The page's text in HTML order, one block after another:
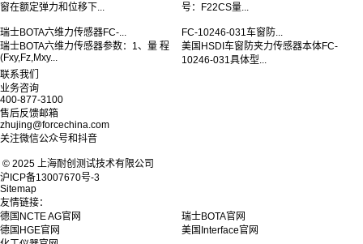
窗在额定弹力和位移下...
号：F22CS量...
瑞士BOTA六维力传感器FC-...
瑞士BOTA六维力传感器参数：1、量 程
(Fxy,Fz,Mxy...
美国HSDI车窗防夹力传感器本体FC-
10246-031具体型...